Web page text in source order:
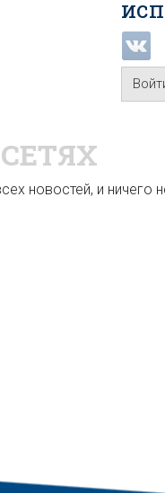
новостей, и ничего